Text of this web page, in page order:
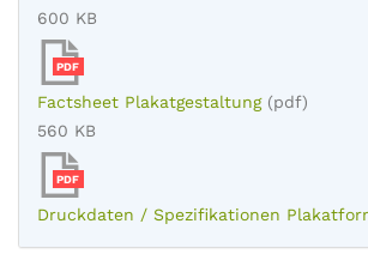
600 KB
PDF
Factsheet Plakatgestaltung (pdf)
560 KB
PDF
Druckdaten / Spezifikationen